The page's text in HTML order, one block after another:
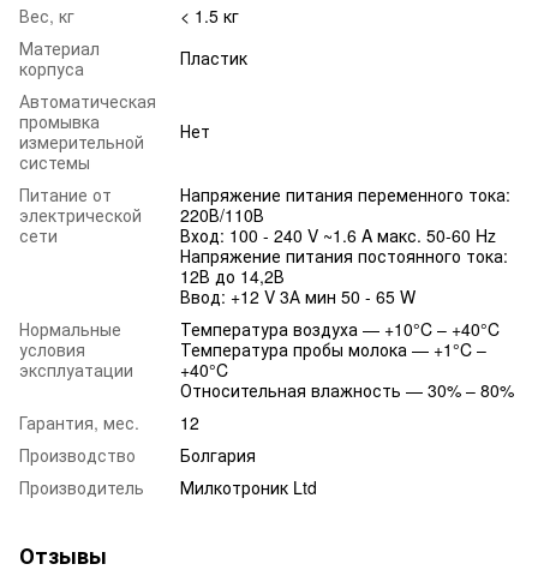
Вес, кг
< 1.5 кг
Материал
корпуса
Пластик
Автоматическая
промывка
измерительной
системы
Нет
Питание от
электрической
сети
Напряжение питания переменного тока:
220В/110В
Вход: 100 - 240 V ~1.6 A макс. 50-60 Hz
Напряжение питания постоянного тока:
12В до 14,2В
Ввод: +12 V 3А мин 50 - 65 W
Нормальные
условия
эксплуатации
Температура воздуха — +10°C – +40°C
Температура пробы молока — +1°C –
+40°C
Относительная влажность — 30% – 80%
Гарантия, мес.
12
Производство
Болгария
Производитель
Милкотроник Ltd
Отзывы